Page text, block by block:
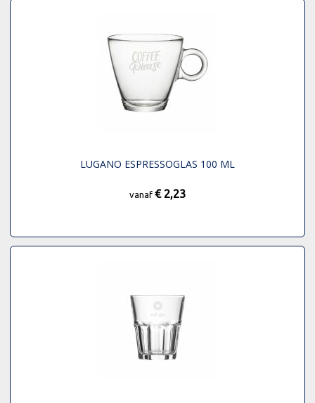
LUGANO ESPRESSOGLAS 100 ML
vanaf € 2,23